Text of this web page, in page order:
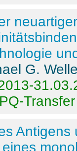
G.
Transfer